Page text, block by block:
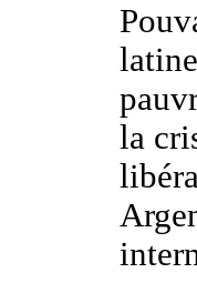
la